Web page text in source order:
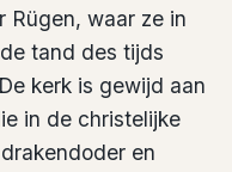
Rügen, waar ze in
tand des tijds
kerk is gewijd aan
in de christelijke
en